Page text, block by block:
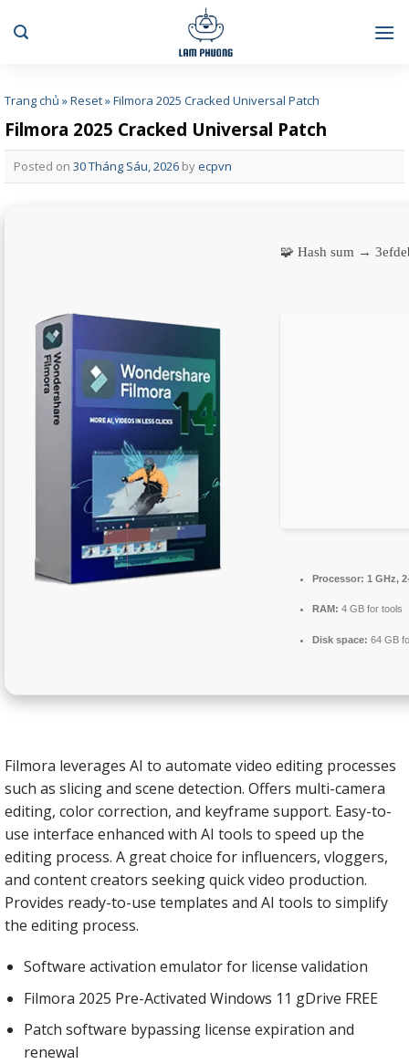
to
Trang chủ »Reset»Filmora 2025 Cracked Universal Patch
Filmora 2025 Cracked Universal Patch
Posted on 30 Tháng Sáu, 2026 byecpvn
🧩 Hash sum →
Processor: 1 GHz,
RAM: 4 GB for tools
Disk space: 64 GB
Filmora leverages AI to automate video editing processes
such as slicing and scene detection. Offers multi-camera
editing, color correction, and keyframe support. Easy-to-
use interface enhanced with AI tools to speed up the
editing process. A great choice for influencers, vloggers,
and content creators seeking quick video production.
Provides ready-to-use templates and AI tools to simplify
the editing process.
Software activation emulator for license validation
Filmora 2025 Pre-Activated Windows 11 gDrive FREE
Patch software bypassing license expiration and
renewal